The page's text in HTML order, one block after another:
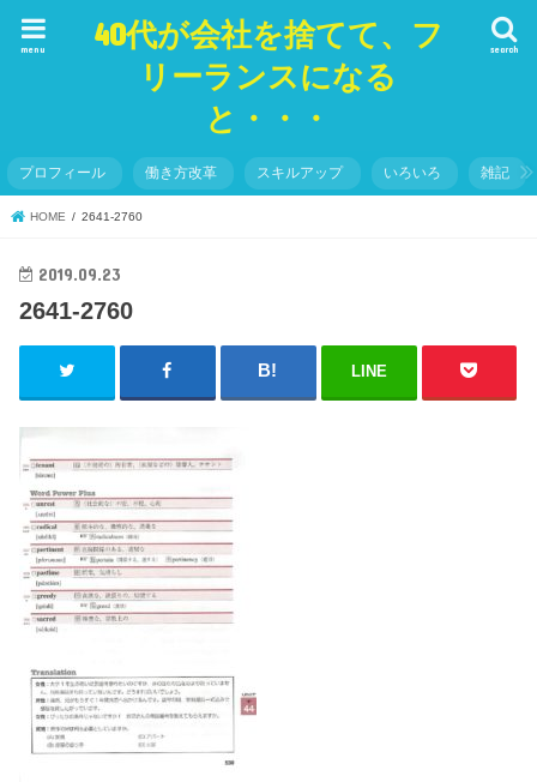
40代が会社を捨てて、フ
リーランスになる
と・・・
search
menu
プロフィール 働き方改革 スキルアップ いろいろ 雑記
HOME 2641-2760
2019.09.23
2641-2760
LINE